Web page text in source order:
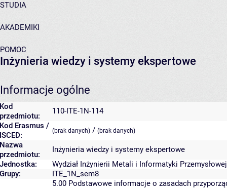
STUDIA
AKADEMIKI
POMOC
Inżynieria wiedzy i systemy ekspertowe
Informacje ogólne
Kod
przedmiotu:
110-ITE-1N-114
Kod Erasmus /
ISCED:
(brak danych) / (brak danych)
Nazwa
przedmiotu:
Inżynieria wiedzy i systemy ekspertowe
Jednostka:
Wydział Inżynierii Metali i Informatyki Przemysłowej
Grupy:
ITE_1N_sem8
5.00 Podstawowe informacje o zasadach